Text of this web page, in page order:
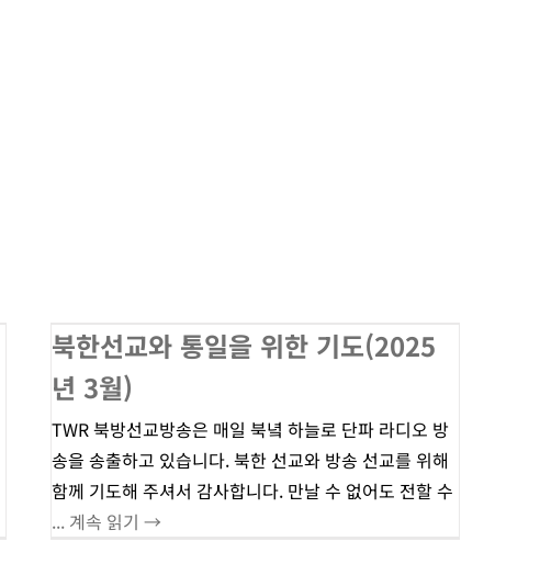
북한선교와 통일을 위한 기도(2025
년 3월)
TWR 북방선교방송은 매일 북녘 하늘로 단파 라디오 방
송을 송출하고 있습니다. 북한 선교와 방송 선교를 위해
함께 기도해 주셔서 감사합니다. 만날 수 없어도 전할 수
... 계속 읽기 →